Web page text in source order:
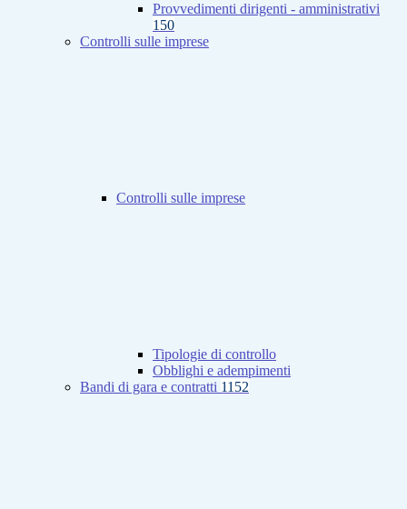
Provvedimenti dirigenti - amministrativi
150
Controlli sulle imprese
Controlli sulle imprese
Tipologie di controllo
Obblighi e adempimenti
Bandi di gara e contratti 1152